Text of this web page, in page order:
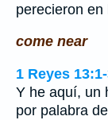
perecieron en
come near
1 Reyes
Y he aquí, un
por palabra